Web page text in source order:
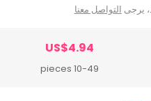
يرجى التواصل معنا
US$4.94
10-49 pieces